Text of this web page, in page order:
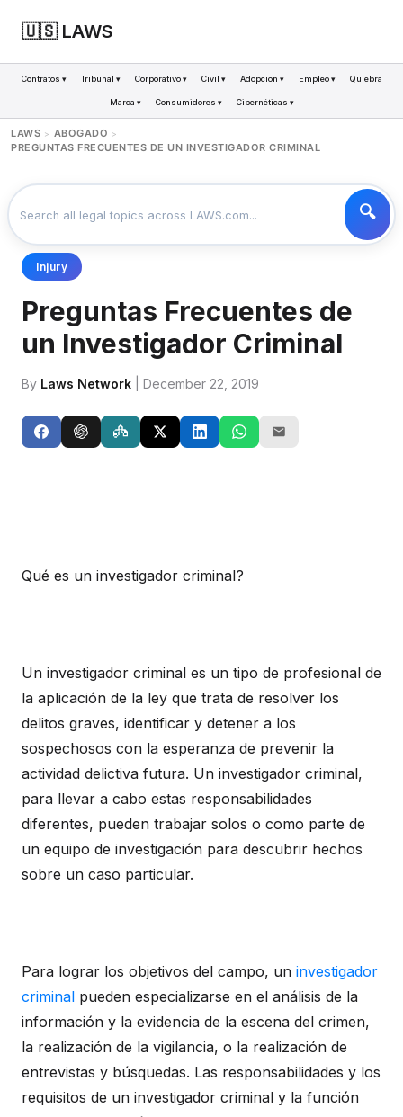
🇺🇸 LAWS
Contratos ▾ Tribunal ▾ Corporativo ▾ Civil ▾ Adopcion ▾ Empleo ▾ Quiebra
Marca ▾ Consumidores ▾ Cibernéticas ▾
LAWS > ABOGADO >
PREGUNTAS FRECUENTES DE UN INVESTIGADOR CRIMINAL
Injury
Preguntas Frecuentes de
un Investigador Criminal
By Laws Network | December 22, 2019
Qué es un investigador criminal?
Un investigador criminal es un tipo de profesional de
la aplicación de la ley que trata de resolver los
delitos graves, identificar y detener a los
sospechosos con la esperanza de prevenir la
actividad delictiva futura. Un investigador criminal,
para llevar a cabo estas responsabilidades
diferentes, pueden trabajar solos o como parte de
un equipo de investigación para descubrir hechos
sobre un caso particular.
Para lograr los objetivos del campo, un investigador
criminal pueden especializarse en el análisis de la
información y la evidencia de la escena del crimen,
la realización de la vigilancia, o la realización de
entrevistas y búsquedas. Las responsabilidades y los
requisitos de un investigador criminal y la función